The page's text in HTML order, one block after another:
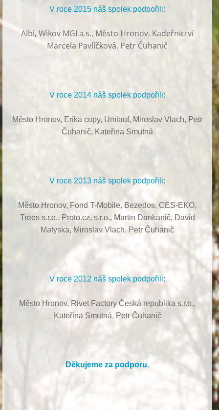
V roce 2015 náš spolek podpořili:
Albi,Wikov MGI a.s., Město Hronov, Kadeřnictví
Marcela Pavlíčková, Petr Čuhanič
V roce 2014 náš spolek podpořili:
Město Hronov, Erika copy, Umlauf, Miroslav Vlach, Petr
Čuhanič, Kateřina Smutná
V roce 2013 náš spolek podpořili:
Město Hronov, Fond T-Mobile, Bezedos, CES-EKO,
Trees s.r.o., Proto.cz, s.r.o., Martin Dankanič, David
Matyska, Miroslav Vlach, Petr Čuhanič
V roce 2012 náš spolek podpořili:
Město Hronov, Rivet Factory Česká republika s.r.o.,
Kateřina Smutná, Petr Čuhanič
Děkujeme za podporu.